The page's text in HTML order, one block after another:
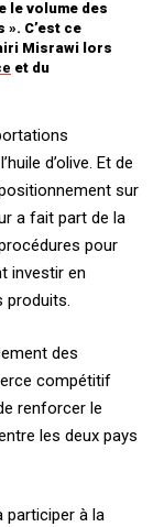
le volume des
C’est ce
Misrawi lors
et du
d’olive. Et de
sur
a fait part de la
pour
investir en
produits.
des
compétitif
renforcer le
les deux pays
participer à la